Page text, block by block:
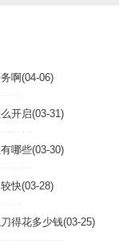
啊(04-06)
开启(03-31)
哪些(03-30)
快(03-28)
得花多少钱(03-25)